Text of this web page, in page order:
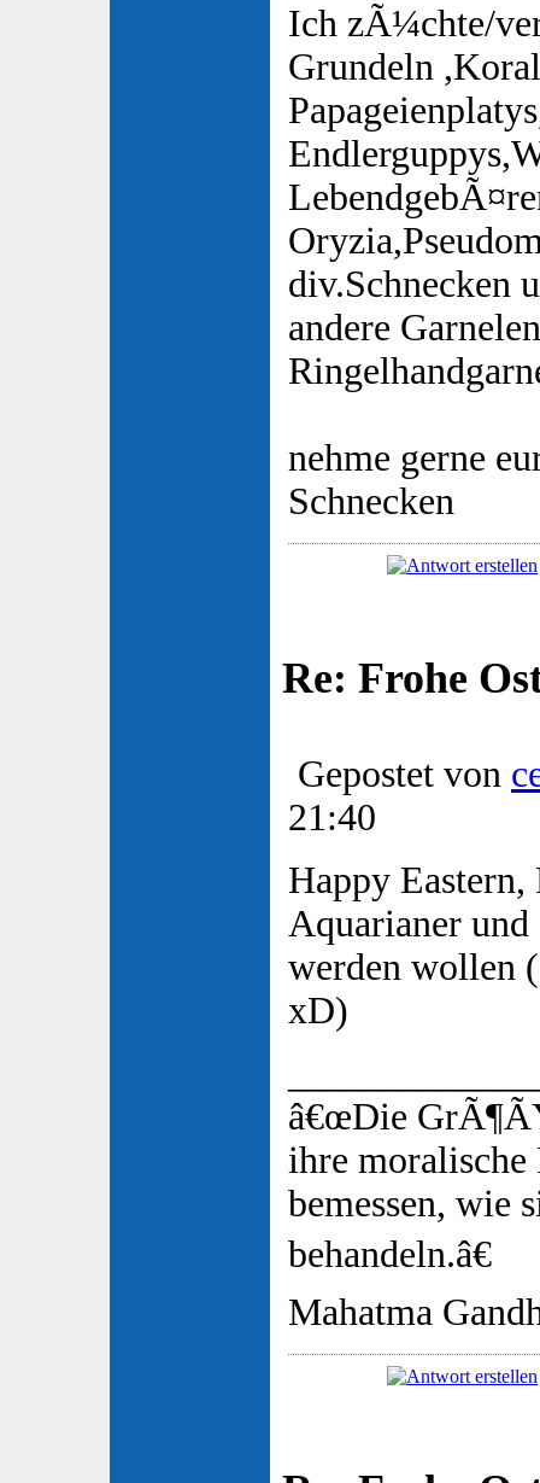
Ich zÃ¼chte/
Grundeln
div.Schnecken
andere
nehme gerne
Schnecken
Re: Frohe
Gepostet von
21:40
Happy Eastern,
Aquarianer und
werden wollen
xD)
â€œDie
ihre moralische
bemessen, wie
behandeln.â€
Mahatma